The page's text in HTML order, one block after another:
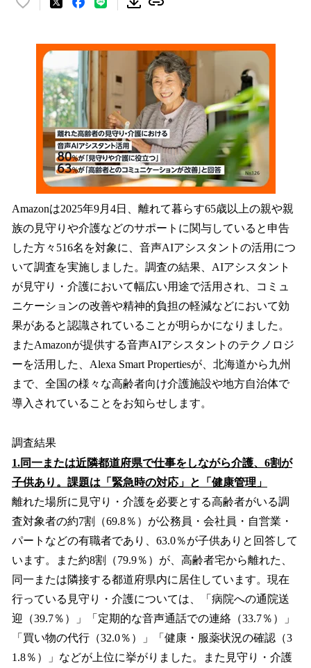
い
Amazonは2025年9月4日、離れて暮らす65歳以上の親や親
族の見守りや介護などのサポートに関与していると申告
した方々516名を対象に、音声AIアシスタントの活用につ
いて調査を実施しました。調査の結果、AIアシスタント
が見守り・介護において幅広い用途で活用され、コミュ
ニケーションの改善や精神的負担の軽減などにおいて効
果があると認識されていることが明らかになりました。
またAmazonが提供する音声AIアシスタントのテクノロジ
ーを活用した、Alexa Smart Propertiesが、北海道から九州
まで、全国の様々な高齢者向け介護施設や地方自治体で
導入されていることをお知らせします。
調査結果
1.同一または近隣都道府県で仕事をしながら介護、6割が
子供あり。課題は「緊急時の対応」と「健康管理」
離れた場所に見守り・介護を必要とする高齢者がいる調
査対象者の約7割（69.8％）が公務員・会社員・自営業・
パートなどの有職者であり、63.0％が子供ありと回答して
います。また約8割（79.9％）が、高齢者宅から離れた、
同一または隣接する都道府県内に居住しています。現在
行っている見守り・介護については、「病院への通院送
迎（39.7％）」「定期的な音声通話での連絡（33.7％）」
「買い物の代行（32.0％）」「健康・服薬状況の確認（3
1.8％）」などが上位に挙がりました。また見守り・介護